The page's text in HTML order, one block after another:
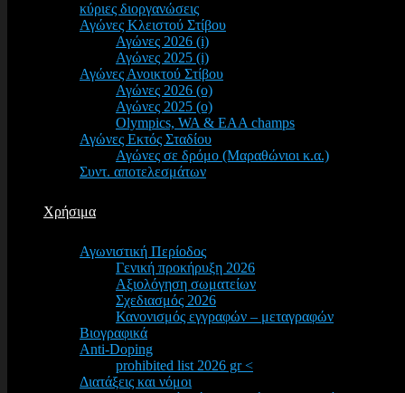
κύριες διοργανώσεις
Αγώνες Κλειστού Στίβου
Αγώνες 2026 (i)
Αγώνες 2025 (i)
Αγώνες Ανοικτού Στίβου
Αγώνες 2026 (o)
Αγώνες 2025 (o)
Olympics, WA & EAA champs
Αγώνες Εκτός Σταδίου
Αγώνες σε δρόμο (Μαραθώνιοι κ.α.)
Συντ. αποτελεσμάτων
Χρήσιμα
Αγωνιστική Περίοδος
Γενική προκήρυξη 2026
Αξιολόγηση σωματείων
Σχεδιασμός 2026
Κανονισμός εγγραφών – μεταγραφών
Βιογραφικά
Anti-Doping
prohibited list 2026 gr <
Διατάξεις και νόμοι